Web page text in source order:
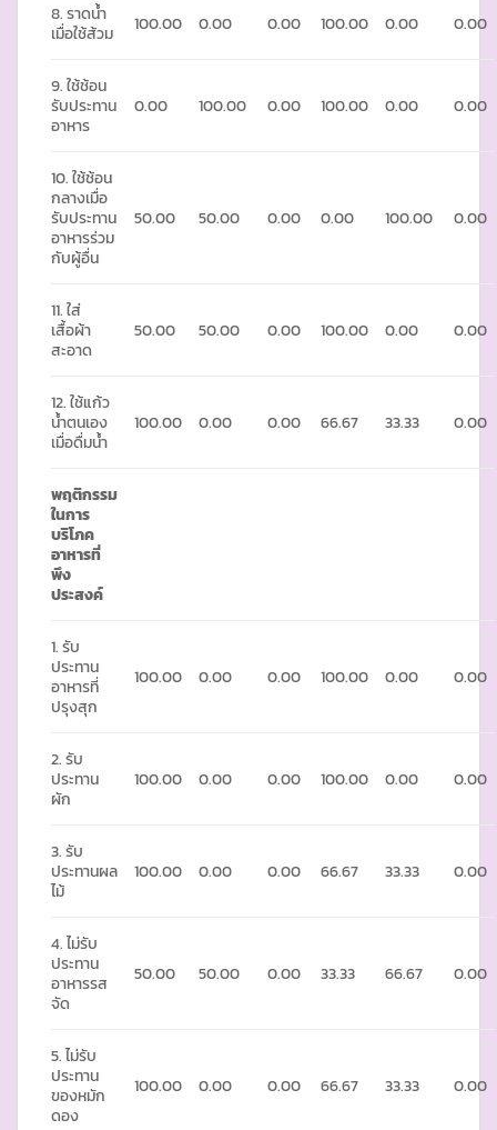
8. ราดน้ำ
เมื่อใช้ส้วม
100.00 0.00 0.00 100.00 0.00 0.00
9. ใช้ช้อน
รับประทาน
อาหาร
0.00 100.00 0.00 100.00 0.00 0.00
10. ใช้ช้อน
กลางเมื่อ
รับประทาน
อาหารร่วม
กับผู้อื่น
50.00 50.00 0.00 0.00 100.00 0.00
11. ใส่
เสื้อผ้า
สะอาด
50.00 50.00 0.00 100.00 0.00 0.00
12. ใช้แก้ว
น้ำตนเอง
เมื่อดื่มน้ำ
100.00 0.00 0.00 66.67 33.33 0.00
พฤติกรรม
ในการ
บริโภค
อาหารที่
พึง
ประสงค์
1. รับ
ประทาน
อาหารที่
ปรุงสุก
100.00 0.00 0.00 100.00 0.00 0.00
2. รับ
ประทาน
ผัก
100.00 0.00 0.00 100.00 0.00 0.00
3. รับ
ประทานผล
ไม้
100.00 0.00 0.00 66.67 33.33 0.00
4. ไม่รับ
ประทาน
อาหารรส
จัด
50.00 50.00 0.00 33.33 66.67 0.00
5. ไม่รับ
ประทาน
ของหมัก
ดอง
100.00 0.00 0.00 66.67 33.33 0.00